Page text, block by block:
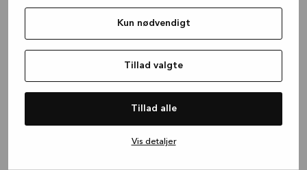
Kun nødvendigt
Tillad valgte
Tillad alle
Vis detaljer
(see the browser console for more
information).